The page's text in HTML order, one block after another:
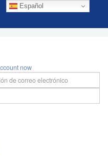
Español
now